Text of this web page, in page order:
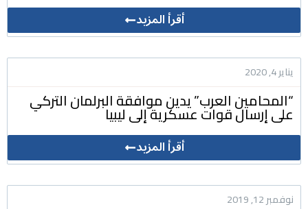
أقرأ المزيد
يناير 4, 2020
“المحامين العرب” يدين موافقة البرلمان التركي
على إرسال قوات عسكرية إلى ليبيا
أقرأ المزيد
نوفمبر 12, 2019